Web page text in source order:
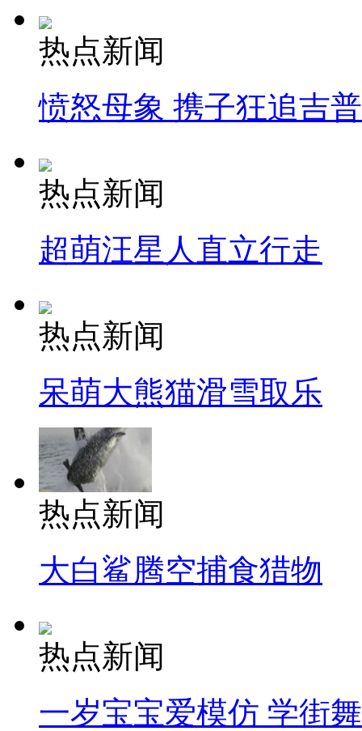
热点新闻
愤怒母象 携子狂追吉
热点新闻
超萌汪星人直立行走
热点新闻
呆萌大熊猫滑雪取乐
热点新闻
大白鲨腾空捕食猎物
热点新闻
一岁宝宝爱模仿 学街